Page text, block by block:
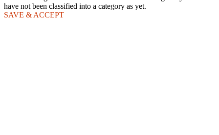
have not been classified into a category as yet.
SAVE & ACCEPT